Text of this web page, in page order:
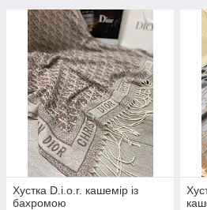
Хустка D.i.o.r. кашемір із
бахромою